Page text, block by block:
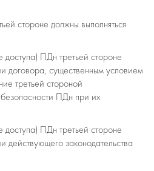
стороне должны выполняться
ПДн третьей стороне
договора, существенным условием
третьей стороной
ПДн при их
ПДн третьей стороне
действующего законодательства